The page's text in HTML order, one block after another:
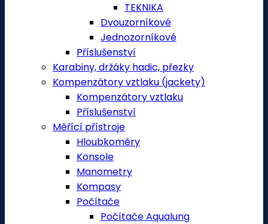
TEKNIKA
Dvouzorníkové
Jednozorníkové
Příslušenství
Karabiny, držáky hadic, přezky
Kompenzátory vztlaku (jackety)
Kompenzátory vztlaku
Příslušenství
Měřící přístroje
Hloubkoměry
Konsole
Manometry
Kompasy
Počítače
Počítače Aqualung